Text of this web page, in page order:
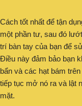
Cách tốt nhất để tận
một phần tư, sau đó
trí bàn tay của bạn để
Điều này đảm bảo bạn
bẩn và các hạt bám
tiếp tục mở nó ra và lật
mặt.